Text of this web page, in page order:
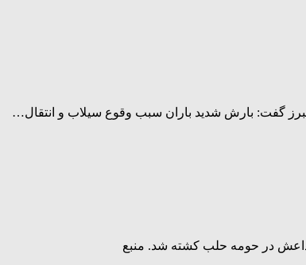
گفت: بارش شدید باران سبب وقوع سیلاب و انتقال…
داعش در حومه حلب کشته شد. منبع